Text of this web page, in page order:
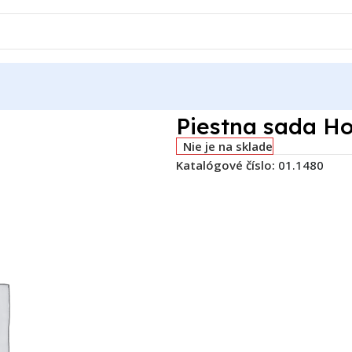
Piestna sada
Nie je na sklade
Katalógové číslo: 01.1480